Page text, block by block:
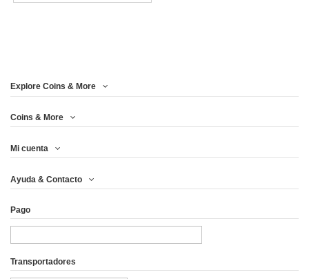
Explore Coins & More
Coins & More
Mi cuenta
Ayuda & Contacto
Pago
Transportadores